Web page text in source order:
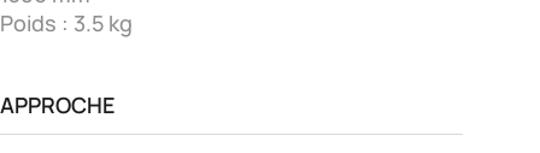
Poids : 3.5 kg
APPROCHE